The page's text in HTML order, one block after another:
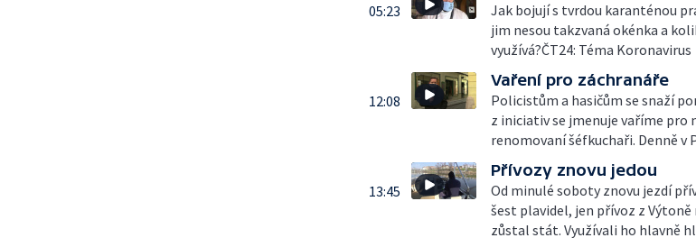
05:23
Jak bojují s tvrdou karanténou
jim nesou takzvaná okénka a
využívá?ČT24: Téma Koronavirus
12:08
Vaření pro záchranáře
Policistům a hasičům se snaží
z iniciativ se jmenuje vaříme
renomovaní šéfkuchaři. Denně v
13:45
Přívozy znovu jedou
Od minulé soboty znovu jezdí
šest plavidel, jen přívoz z Výtoně
zůstal stát. Využívali ho hlavně